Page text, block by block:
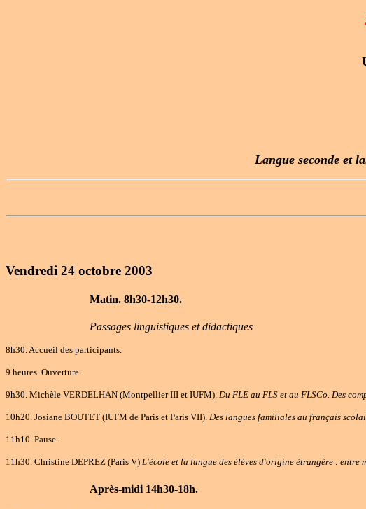
Langue seconde et
Vendredi 24 octobre 2003
Matin. 8h30-12h30.
Passages linguistiques et didactiques
8h30. Accueil des participants.
9 heures. Ouverture.
9h30. Michèle VERDELHAN (Montpellier III et IUFM). Du FLE au FLS et au FLSCo. Des
10h20. Josiane BOUTET (IUFM de Paris et Paris VII). Des langues familiales au français
11h10. Pause.
11h30. Christine DEPREZ (Paris V) L'école et la langue des élèves d'origine étrangère : entre
Après-midi 14h30-18h.